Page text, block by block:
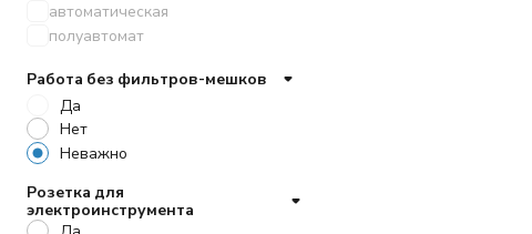
автоматическая
полуавтомат
Работа без фильтров-мешков
Да
Нет
Неважно
Розетка для
электроинструмента
Да